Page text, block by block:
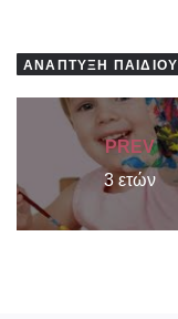
ΑΝΆΠΤΥΞΗ ΠΑΙΔΙΟΎ
PREV
3 ετών